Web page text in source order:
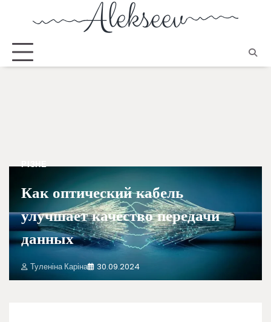
РІЗНЕ
Как оптический кабель
улучшает качество передачи
данных
Туленіна Каріна 30.09.2024